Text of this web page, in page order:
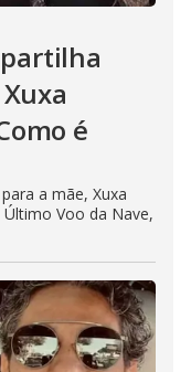
é
a mãe, Xuxa
Voo da Nave,